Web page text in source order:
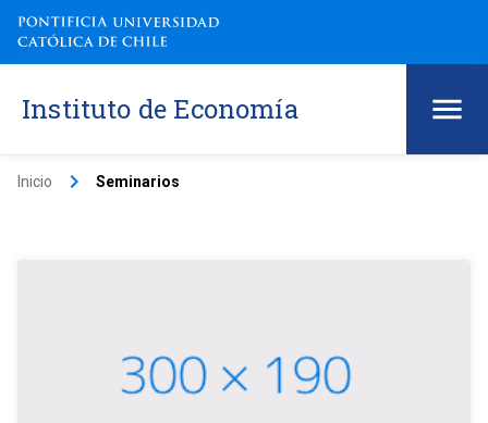
Instituto de Economía
Inicio keyboard_arrow_right Seminarios